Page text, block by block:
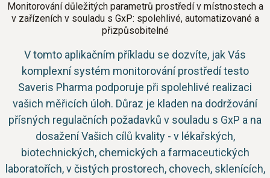
Monitorování důležitých parametrů prostředí v místnostech a
v zařízeních v souladu s GxP: spolehlivé, automatizované a
přizpůsobitelné
V tomto aplikačním příkladu se dozvíte, jak Vás
komplexní systém monitorování prostředí testo
Saveris Pharma podporuje při spolehlivé realizaci
vašich měřicích úloh. Důraz je kladen na dodržování
přísných regulačních požadavků v souladu s GxP a na
dosažení Vašich cílů kvality - v lékařských,
biotechnických, chemických a farmaceutických
laboratořích, v čistých prostorech, chovech, sklenících,